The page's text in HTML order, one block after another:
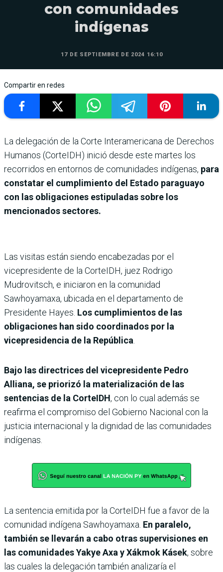
con comunidades
indígenas
17 DE SEPTIEMBRE DE 2024 16:10
Compartir en redes
La delegación de la Corte Interamericana de Derechos
Humanos (CorteIDH) inició desde este martes los
recorridos en entornos de comunidades indígenas, para
constatar el cumplimiento del Estado paraguayo
con las obligaciones estipuladas sobre los
mencionados sectores.
Las visitas están siendo encabezadas por el
vicepresidente de la CorteIDH, juez Rodrigo
Mudrovitsch, e iniciaron en la comunidad
Sawhoyamaxa, ubicada en el departamento de
Presidente Hayes. Los cumplimientos de las
obligaciones han sido coordinados por la
vicepresidencia de la República
Bajo las directrices del vicepresidente Pedro
Alliana, se priorizó la materialización de las
sentencias de la CorteIDH, con lo cual además se
reafirma el compromiso del Gobierno Nacional con la
justicia internacional y la dignidad de las comunidades
indígenas.
La sentencia emitida por la CorteIDH fue a favor de la
comunidad indígena Sawhoyamaxa. En paralelo,
también se llevarán a cabo otras supervisiones en
las comunidades Yakye Axa y Xákmok Kásek, sobre
las cuales la delegación también analizaría el